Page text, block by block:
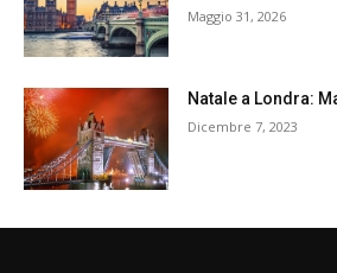
Maggio 31, 2026
Natale a Londra:
Dicembre 7, 2023